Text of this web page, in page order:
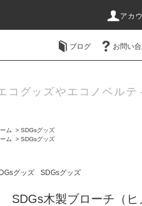
アカ
ブログ お問い
コグッズやエコノベルテ
ム > SDGsグッズ
ム
> SDGsグッズ
グッズ SDGsグッズ
SDGs木製ブローチ（ヒ